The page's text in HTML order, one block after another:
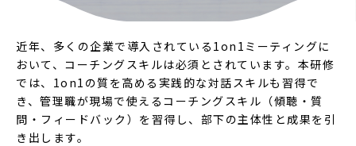
近年、多くの企業で導入されている1on1ミーティングに
おいて、コーチングスキルは必須とされています。本研修
では、1on1の質を高める実践的な対話スキルも習得で
き、管理職が現場で使えるコーチングスキル（傾聴・質
問・フィードバック）を習得し、部下の主体性と成果を引
き出します。